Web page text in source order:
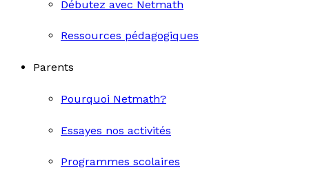
Débutez avec Netmath
Ressources pédagogiques
Parents
Pourquoi Netmath?
Essayes nos activités
Programmes scolaires